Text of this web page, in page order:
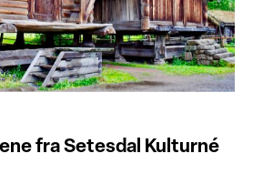
fra Setesdal Kulturné